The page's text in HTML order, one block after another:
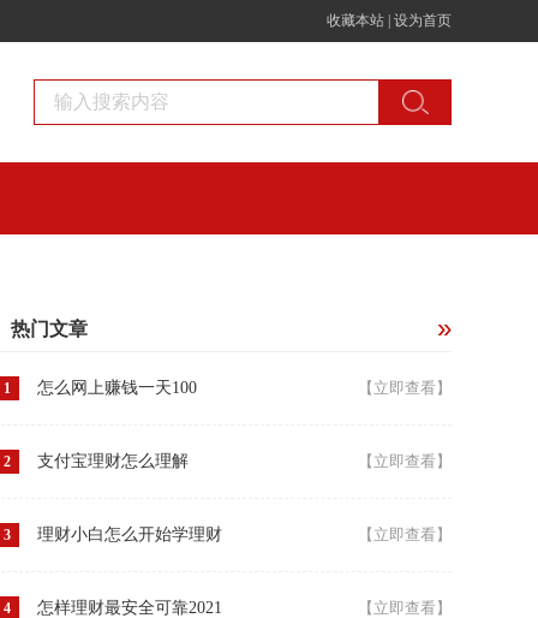
收藏本站 设为首页
热门文章
1 怎么网上赚钱一天100 【立即查看】
2 支付宝理财怎么理解 【立即查看】
3 理财小白怎么开始学理财 【立即查看】
4 怎样理财最安全可靠2021 【立即查看】